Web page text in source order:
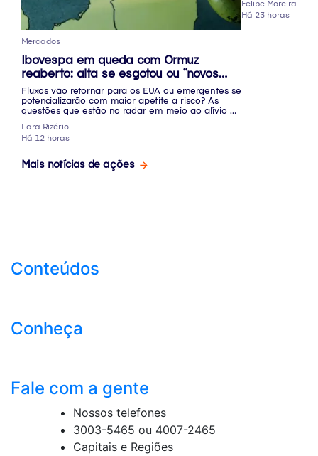
Mercados
Ibovespa em queda com Ormuz
reaberto: alta se esgotou ou “novos
caminhos” se abrirão?
Fluxos vão retornar para os EUA ou emergentes se
potencializarão com maior apetite a risco? As
questões que estão no radar em meio ao alívio do
Lara Rizério
Há 12 horas
Felipe Moreira
Há 23 horas
Mais notícias de ações
Conteúdos
Conheça
Fale com a gente
Nossos telefones
3003-5465 ou 4007-2465
Capitais e Regiões